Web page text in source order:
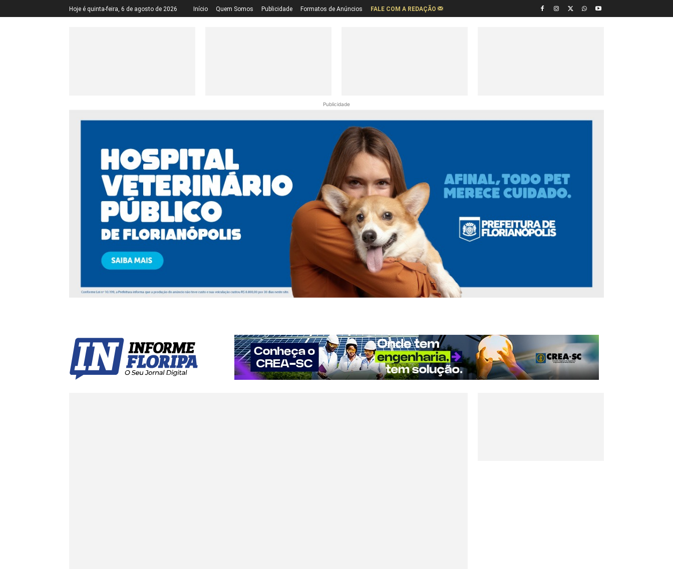
Hoje é quinta-feira, 6 de agosto de 2026 Início Quem Somos Publicidade Formatos de Anúncios FALE COM A REDAÇÃO
Publicidade